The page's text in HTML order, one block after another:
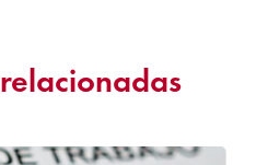
relacionadas